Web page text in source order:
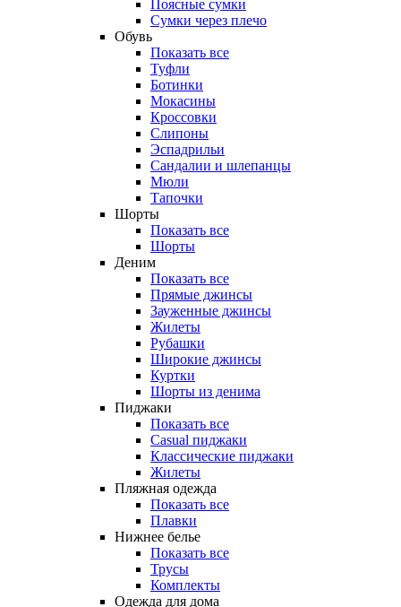
Поясные сумки
Сумки через плечо
Обувь
Показать все
Туфли
Ботинки
Мокасины
Кроссовки
Слипоны
Эспадрильи
Сандалии и шлепанцы
Мюли
Тапочки
Шорты
Показать все
Шорты
Деним
Показать все
Прямые джинсы
Зауженные джинсы
Жилеты
Рубашки
Широкие джинсы
Куртки
Шорты из денима
Пиджаки
Показать все
Casual пиджаки
Классические пиджаки
Жилеты
Пляжная одежда
Показать все
Плавки
Нижнее белье
Показать все
Трусы
Комплекты
Одежда для дома